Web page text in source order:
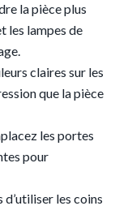
la pièce plus
les lampes de
claires sur les
que la pièce
les portes
pour
d’utiliser les coins